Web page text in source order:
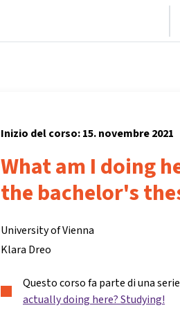
Inizio del corso: 15. novembre 2021
What am I doing
the bachelor's
University of Vienna
Klara Dreo
Questo corso fa parte di una serie
actually doing here? Studying!